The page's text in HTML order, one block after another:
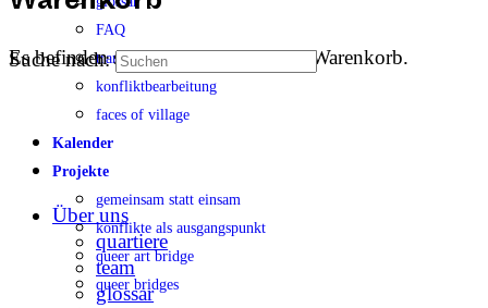
FAQ
transparenz
konfliktbearbeitung
faces of village
Kalender
Projekte
gemeinsam statt einsam
konflikte als ausgangspunkt
queer art bridge
queer bridges
Warenkorb
Es befinden sich keine Produkte im Warenkorb.
Suche nach:
Über uns
quartiere
team
glossar